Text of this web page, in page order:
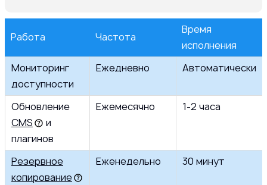
Работа Частота
Время
исполнения
Мониторинг
доступности
Ежедневно Автоматически
Обновление
CMS
и
плагинов
Ежемесячно 1-2 часа
Резервное
копирование
Еженедельно 30 минут